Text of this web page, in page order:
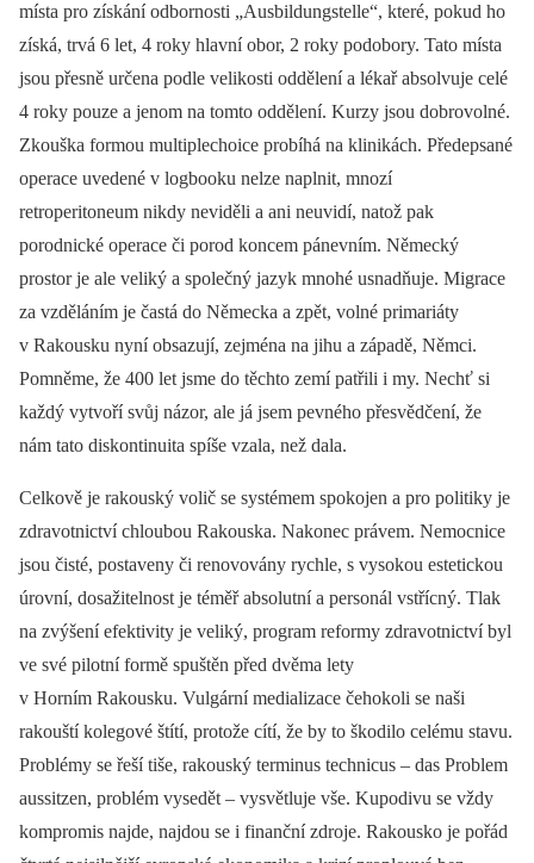
místa pro získání odbornosti „Ausbildungstelle“, které, pokud ho
získá, trvá 6 let, 4 roky hlavní obor, 2 roky podobory. Tato místa
jsou přesně určena podle velikosti oddělení a lékař absolvuje celé
4 roky pouze a jenom na tomto oddělení. Kurzy jsou dobrovolné.
Zkouška formou multiplechoice probíhá na klinikách. Předepsané
operace uvedené v logbooku nelze naplnit, mnozí
retroperitoneum nikdy neviděli a ani neuvidí, natož pak
porodnické operace či porod koncem pánevním. Německý
prostor je ale veliký a společný jazyk mnohé usnadňuje. Migrace
za vzděláním je častá do Německa a zpět, volné primariáty
v Rakousku nyní obsazují, zejména na jihu a západě, Němci.
Pomněme, že 400 let jsme do těchto zemí patřili i my. Nechť si
každý vytvoří svůj názor, ale já jsem pevného přesvědčení, že
nám tato diskontinuita spíše vzala, než dala.
Celkově je rakouský volič se systémem spokojen a pro politiky je
zdravotnictví chloubou Rakouska. Nakonec právem. Nemocnice
jsou čisté, postaveny či renovovány rychle, s vysokou estetickou
úrovní, dosažitelnost je téměř absolutní a personál vstřícný. Tlak
na zvýšení efektivity je veliký, program reformy zdravotnictví byl
ve své pilotní formě spuštěn před dvěma lety
v Horním Rakousku. Vulgární medializace čehokoli se naši
rakouští kolegové štítí, protože cítí, že by to škodilo celému stavu.
Problémy se řeší tiše, rakouský terminus technicus –⁠ das Problem
aussitzen, problém vysedět –⁠ vysvětluje vše. Kupodivu se vždy
kompromis najde, najdou se i finanční zdroje. Rakousko je pořád